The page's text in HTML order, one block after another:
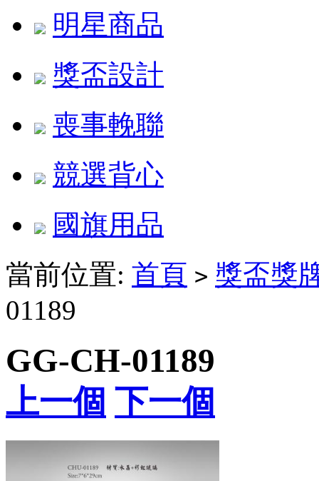
明星商品
獎盃設計
喪事輓聯
競選背心
國旗用品
當前位置: 首頁 > 獎盃獎
01189
GG-CH-01189
上一個 下一個